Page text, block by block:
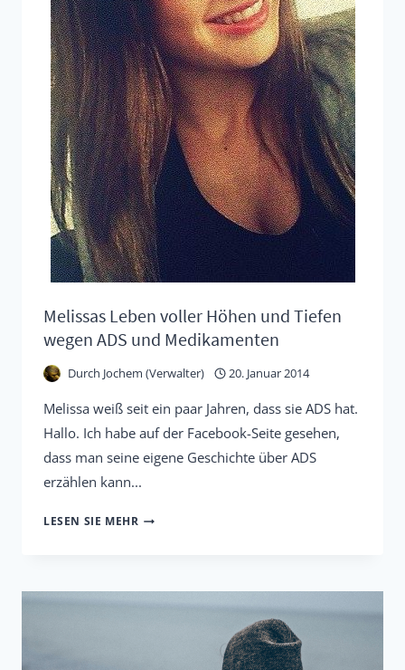
Melissas Leben voller Höhen und Tiefen
wegen ADS und Medikamenten
Durch Jochem (Verwalter) 20. Januar 2014
Melissa weiß seit ein paar Jahren, dass sie ADS hat.
Hallo. Ich habe auf der Facebook-Seite gesehen,
dass man seine eigene Geschichte über ADS
erzählen kann...
LESEN SIE MEHR MELISSAS
HÖHEN